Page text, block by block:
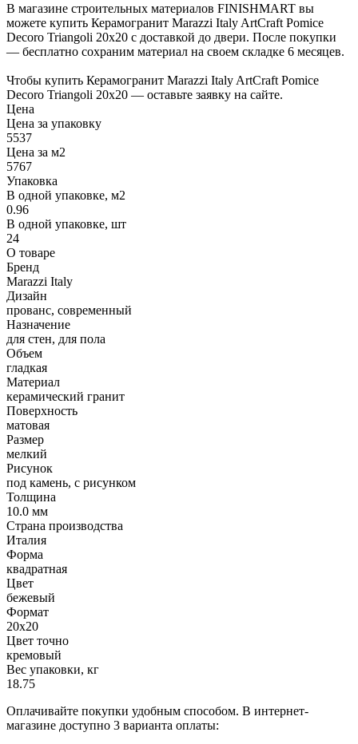
В магазине строительных материалов FINISHMART вы
можете купить Керамогранит Marazzi Italy ArtCraft Pomice
Decoro Triangoli 20x20 с доставкой до двери. После покупки
— бесплатно сохраним материал на своем складке 6 месяцев.
Чтобы купить Керамогранит Marazzi Italy ArtCraft Pomice
Decoro Triangoli 20x20 — оставьте заявку на сайте.
Цена
Цена за упаковку
5537
Цена за м2
5767
Упаковка
В одной упаковке, м2
0.96
В одной упаковке, шт
24
О товаре
Бренд
Marazzi Italy
Дизайн
прованс, современный
Назначение
для стен, для пола
Объем
гладкая
Материал
керамический гранит
Поверхность
матовая
Размер
мелкий
Рисунок
под камень, с рисунком
Толщина
10.0 мм
Страна производства
Италия
Форма
квадратная
Цвет
бежевый
Формат
20х20
Цвет точно
кремовый
Вес упаковки, кг
18.75
Оплачивайте покупки удобным способом. В интернет-
магазине доступно 3 варианта оплаты: